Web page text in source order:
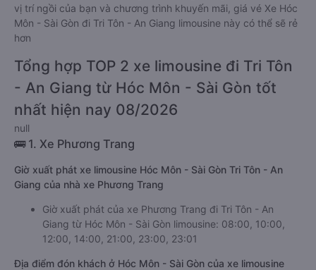
vị trí ngồi của bạn và chương trình khuyến mãi, giá vé Xe Hóc
Môn - Sài Gòn đi Tri Tôn - An Giang limousine này có thể sẽ rẻ
hơn
Tổng hợp TOP 2 xe limousine đi Tri Tôn
- An Giang từ Hóc Môn - Sài Gòn tốt
nhất hiện nay 08/2026
null
🚌 1. Xe Phương Trang
Giờ xuất phát xe limousine Hóc Môn - Sài Gòn Tri Tôn - An
Giang của nhà xe Phương Trang
Giờ xuất phát của xe Phương Trang đi Tri Tôn - An
Giang từ Hóc Môn - Sài Gòn limousine: 08:00, 10:00,
12:00, 14:00, 21:00, 23:00, 23:01
Địa điểm đón khách ở Hóc Môn - Sài Gòn của xe limousine